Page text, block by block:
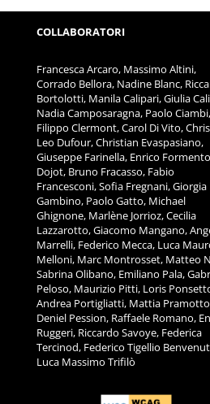
COLLABORATORI
Francesca Arcaro, Massimo Altini,
Corrado Bellora, Nadine Blanc,
Bortolotti, Manila Calipari, Giulia
Nadia Camposaragna, Paolo Ciambi,
Filippo Clermont, Carol Di Vito,
Leo Dufour, Christian Evaspasiano,
Giuseppe Farinella, Enrico Formento
Dojot, Bruno Fracasso, Fabio
Francesconi, Sofia Fregnani, Giorgia
Gambino, Paolo Gatto, Michael
Ghignone, Marlène Jorrioz, Cecilia
Lazzarotto, Giacomo Mangano,
Marrelli, Federico Mecca, Luca
Melloni, Marc Montrosset, Matteo
Sabrina Olibano, Emiliano Pala,
Peloso, Maurizio Pitti, Loris
Andrea Portigliatti, Mattia
Deniel Pession, Raffaele Romano,
Ruggeri, Riccardo Savoye, Federica
Tercinod, Federico Tigellio
Luca Massimo Trifilò